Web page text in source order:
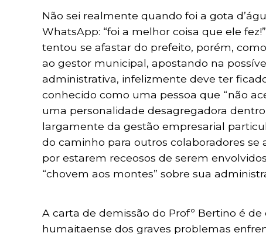
Não sei realmente quando foi a gota
WhatsApp: “foi a melhor coisa que ele
tentou se afastar do prefeito, porém,
ao gestor municipal, apostando na
administrativa, infelizmente deve ter
conhecido como uma pessoa que “não
uma personalidade desagregadora
largamente da gestão empresarial
do caminho para outros colaboradores
por estarem receosos de serem
“chovem aos montes” sobre sua
A carta de demissão do Profº Bertino é
humaitaense dos graves problemas